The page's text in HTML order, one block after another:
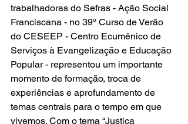
trabalhadoras do Sefras - Ação Social
Franciscana - no 39º Curso de Verão
do CESEEP - Centro Ecumênico de
Serviços à Evangelização e Educação
Popular - representou um importante
momento de formação, troca de
experiências e aprofundamento de
temas centrais para o tempo em que
vivemos. Com o tema “Justiça